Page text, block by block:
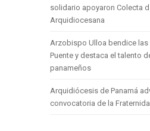
solidario apoyaron Colecta
Arquidiocesana
Arzobispo Ulloa bendice las
Puente y destaca el talento
panameños
Arquidiócesis de Panamá
convocatoria de la